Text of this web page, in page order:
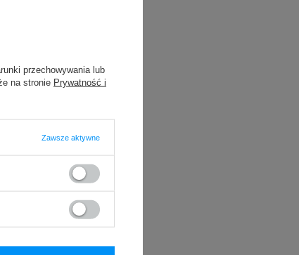
przechowywania lub
na stronie Prywatność i
Zawsze aktywne